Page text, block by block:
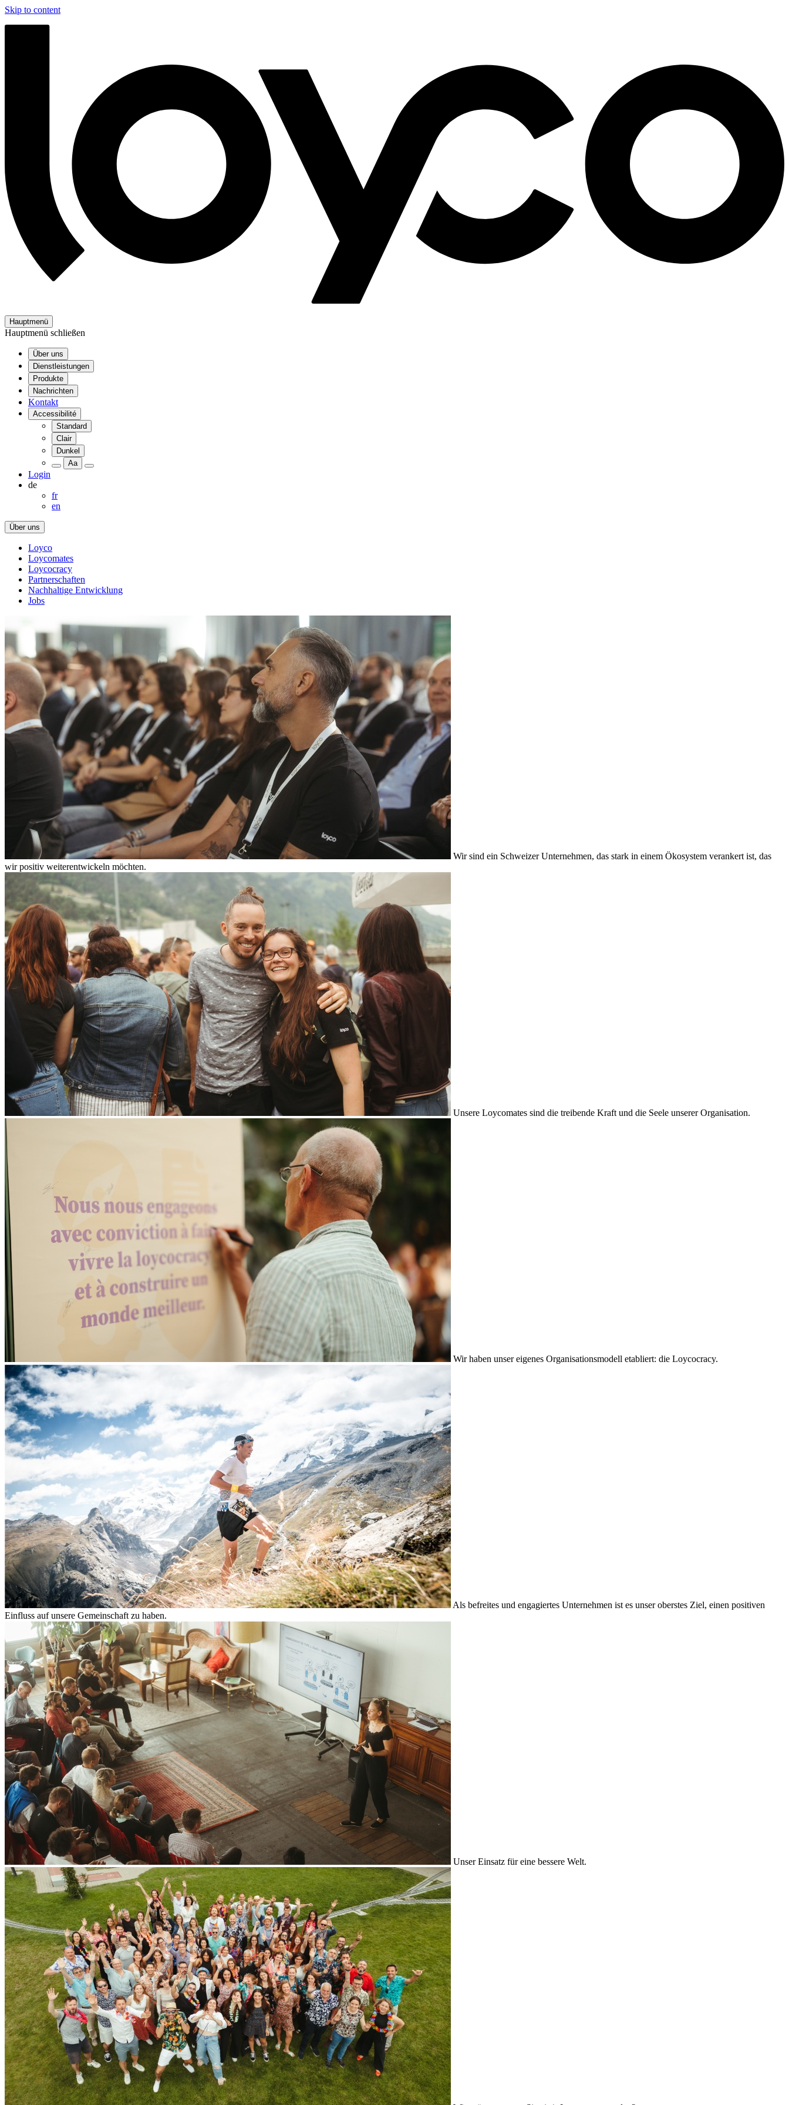
Skip to content
Hauptmenü
Hauptmenü schließen
Über uns
Dienstleistungen
Produkte
Nachrichten
Kontakt
Accessibilité
Standard
Clair
Dunkel
Aa
Login
de
fr
en
Über uns
Loyco
Loycomates
Loycocracy
Partnerschaften
Nachhaltige Entwicklung
Jobs
Wir sind ein Schweizer Unternehmen, das stark in einem Ökosystem verankert ist, das
wir positiv weiterentwickeln möchten.
Unsere Loycomates sind die treibende Kraft und die Seele unserer Organisation.
Wir haben unser eigenes Organisationsmodell etabliert: die Loycocracy.
Als befreites und engagiertes Unternehmen ist es unser oberstes Ziel, einen positiven
Einfluss auf unsere Gemeinschaft zu haben.
Unser Einsatz für eine bessere Welt.